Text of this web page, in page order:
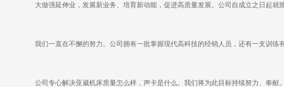
大做强延伸业，发展新业务、培育新动能，促进高质量发展。公司自成立之日起
我们一直在不懈的努力。公司拥有一批掌握现代高科技的经销人员，还有一支训
公司专心解决亚崴机床质量怎么样，声卡是什么。我们将为此目标持续努力、奉